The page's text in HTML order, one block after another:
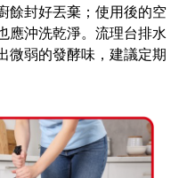
餘封好丟棄；使用後的空
應沖洗乾淨。流理台排水
微弱的發酵味，建議定期